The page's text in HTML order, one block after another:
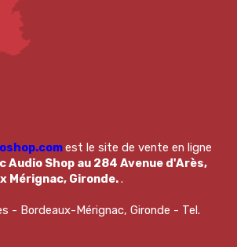
est le site de vente en ligne
Audio Shop au 284 Avenue d'Arès,
Mérignac, Gironde..
- Bordeaux-Mérignac, Gironde - Tel.